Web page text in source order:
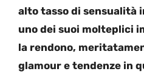
alto tasso di sensualità
uno dei suoi molteplici
la rendono,
glamour e tendenze in